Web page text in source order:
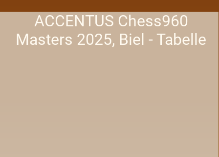
ACCENTUS Chess960
Masters 2025, Biel - Tabelle